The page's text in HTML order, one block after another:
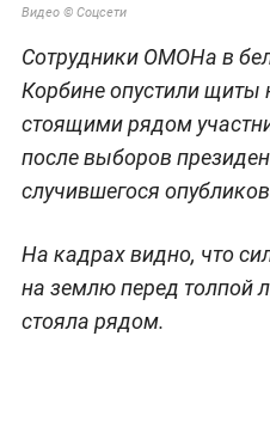
Видео © Соцсети
Сотрудники ОМОНа в
Корбине опустили щиты
стоящими рядом
после выборов
случившегося
На кадрах видно, что
на землю перед толпой
стояла рядом.